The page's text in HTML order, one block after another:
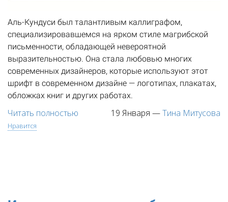
Аль-Кундуси был талантливым каллиграфом,
специализировавшемся на ярком стиле магрибской
письменности, обладающей невероятной
выразительностью. Она стала любовью многих
современных дизайнеров, которые используют этот
шрифт в современном дизайне — логотипах, плакатах,
обложках книг и других работах.
Читать полностью 19 Января —Тина Митусова
Нравится